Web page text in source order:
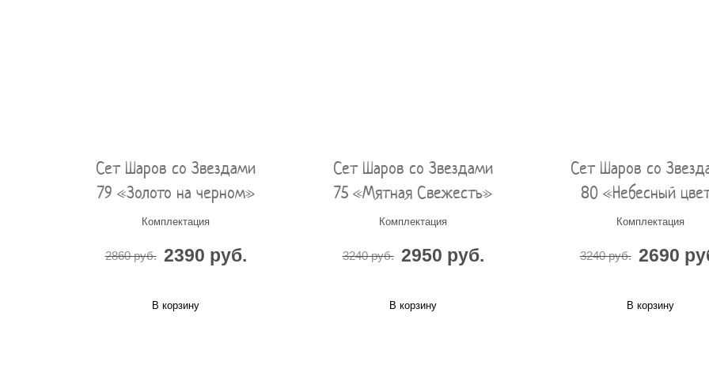
Сет Шаров со Звездами
79 «Золото на черном»
Комплектация
2860 руб. 2390 руб.
В корзину
Сет Шаров со Звездами
75 «Мятная Свежесть»
Комплектация
3240 руб. 2950 руб.
В корзину
Сет Шаров со
80 «Небесный
Комплектация
3240 руб. 2690
В корзину